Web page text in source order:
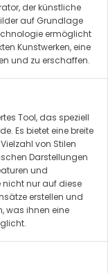
der künstliche
auf Grundlage
ermöglicht
Kunstwerken, eine
und zu erschaffen.
Tool, das speziell
Es bietet eine breite
von Stilen
Darstellungen
und
nicht nur auf diese
erstellen und
was ihnen eine